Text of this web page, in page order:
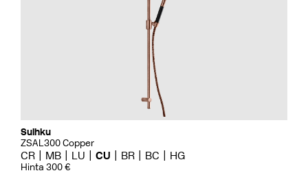
Suihku
ZSAL300 Copper
CR MB LU CU BR BC HG
Hinta 300 €